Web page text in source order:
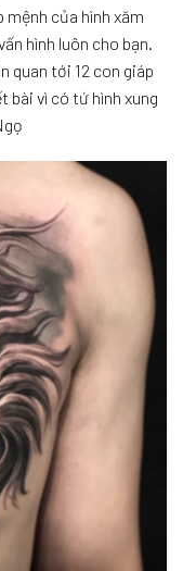
của hình xăm
hình luôn cho bạn.
quan tới 12 con giáp
bài vì có tứ hình xung